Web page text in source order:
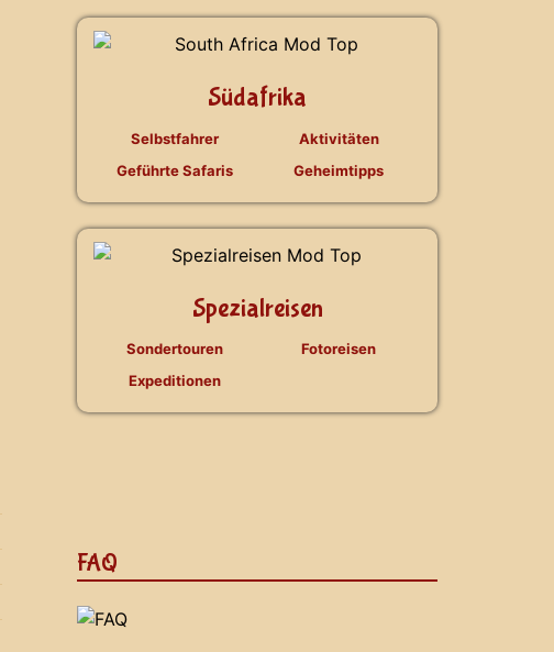
Südafrika
Selbstfahrer
Geführte Safaris
Aktivitäten
Geheimtipps
Spezialreisen
Sondertouren
Expeditionen
Fotoreisen
FAQ